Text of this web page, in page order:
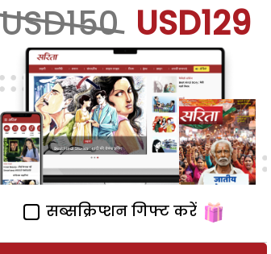
USD150 USD129
सब्सक्रिप्शन गिफ्ट करें